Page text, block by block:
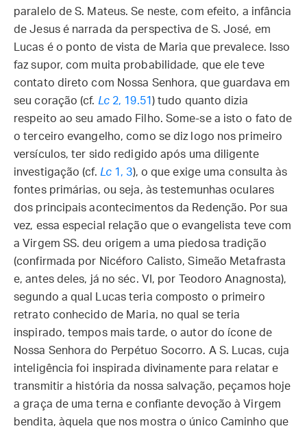
paralelo de S. Mateus. Se neste, com efeito, a infância
de Jesus é narrada da perspectiva de S. José, em
Lucas é o ponto de vista de Maria que prevalece. Isso
faz supor, com muita probabilidade, que ele teve
contato direto com Nossa Senhora, que guardava em
seu coração (cf. Lc2, 19.51 ) tudo quanto dizia
respeito ao seu amado Filho. Some-se a isto o fato de
o terceiro evangelho, como se diz logo nos primeiro
versículos, ter sido redigido após uma diligente
investigação (cf. Lc 1, 3), o que exige uma consulta às
fontes primárias, ou seja, às testemunhas oculares
dos principais acontecimentos da Redenção. Por sua
vez, essa especial relação que o evangelista teve com
a Virgem SS. deu origem a uma piedosa tradição
(confirmada por Nicéforo Calisto, Simeão Metafrasta
e, antes deles, já no séc. VI, por Teodoro Anagnosta),
segundo a qual Lucas teria composto o primeiro
retrato conhecido de Maria, no qual se teria
inspirado, tempos mais tarde, o autor do ícone de
Nossa Senhora do Perpétuo Socorro. A S. Lucas, cuja
inteligência foi inspirada divinamente para relatar e
transmitir a história da nossa salvação, peçamos hoje
a graça de uma terna e confiante devoção à Virgem
bendita, àquela que nos mostra o único Caminho que